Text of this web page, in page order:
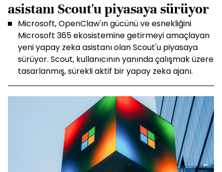
asistanı Scout'u piyasaya sürüyor
Microsoft, OpenClaw'ın gücünü ve esnekliğini
Microsoft 365 ekosistemine getirmeyi amaçlayan
yeni yapay zeka asistanı olan Scout'u piyasaya
sürüyor. Scout, kullanıcının yanında çalışmak üzere
tasarlanmış, sürekli aktif bir yapay zeka ajanı.